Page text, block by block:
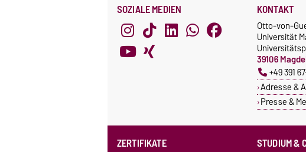
SOZIALE MEDIEN KONTAKT
Otto-von-
Universität
39106
+49 391
Adresse &
Presse &
ZERTIFIKATE STUDIUM &